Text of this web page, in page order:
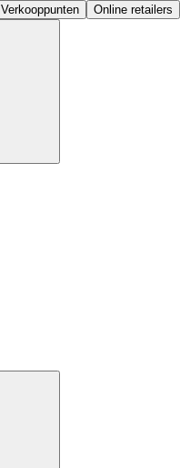
Verkooppunten Online retailers